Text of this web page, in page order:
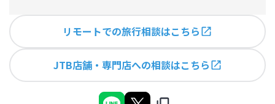
リモートでの旅行相談はこちら
JTB店舗・専門店への相談はこちら